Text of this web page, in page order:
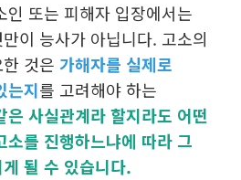
인 또는 피해자 입장에서는
이 능사가 아닙니다. 고소의
것은 가해자를 실제로
는지를 고려해야 하는
은 사실관계라 할지라도 어떤
소를 진행하느냐에 따라 그
될 수 있습니다.